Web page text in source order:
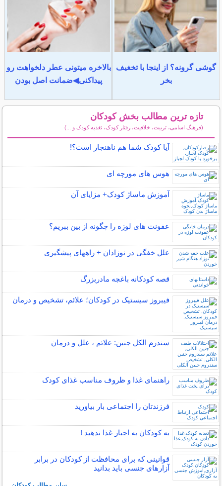
گوشی گرونه؟ از اینجا با تخغیف
بخر
بالاخره میتونی عطر دلخواهت رو
پیداکنی◀ضمانت اصل بودن
تازه ترین مطالب بخش کودکان
(فرهنگ اسامی، تربیت، خلاقیت، رفتار کودک، تغذیه کودک و ...)
آیا کودک شما هم ناهنجار است؟!
هوس های مورچه ای
آموزش ماساژ کودک+ مزایای آن
عفونت های لوزه را چگونه از بین ببریم؟
علل خفگی در نوزادان + راههای پیشگیری
قصه کودکانه باغچه مادربزرگ
فیبروز سیستیک در کودکان؛ علائم، تشخیص و درمان
سندرم الکل جنین: علائم ، علل و درمان
راهنمای غذا و ظروف مناسب غذای کودک
فرزندتان را اجتماعی بار بیاورید
به کودکان به اجبار غذا ندهید !
قوانینی که برای محافظت از کودکان در برابر
آزارهای جنسی باید بدانید